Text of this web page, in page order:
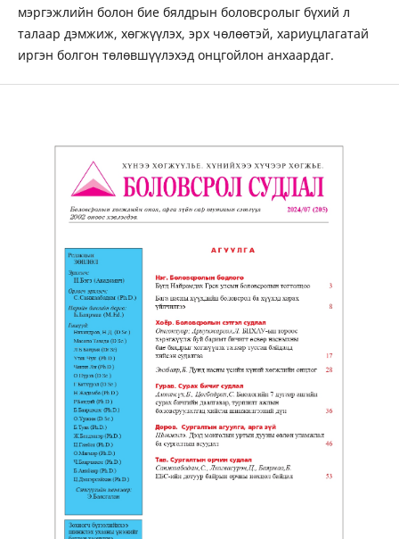
мэргэжлийн болон бие бялдрын боловсролыг бүхий л
талаар дэмжиж, хөгжүүлэх, эрх чөлөөтэй, хариуцлагатай
иргэн болгон төлөвшүүлэхэд онцгойлон анхаардаг.